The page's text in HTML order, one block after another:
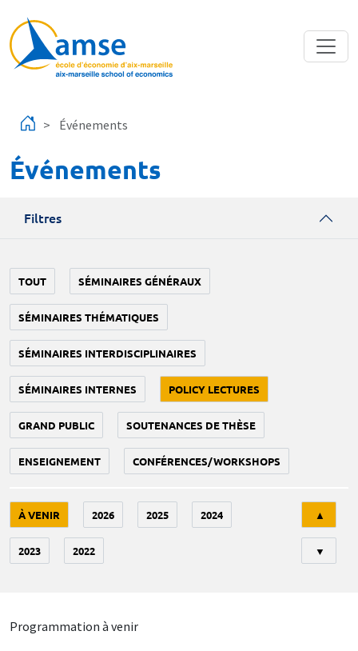
Événements
Événements
Filtres
TOUT SÉMINAIRES GÉNÉRAUX
SÉMINAIRES THÉMATIQUES
SÉMINAIRES INTERDISCIPLINAIRES
SÉMINAIRES INTERNES POLICY LECTURES
GRAND PUBLIC SOUTENANCES DE THÈSE
ENSEIGNEMENT CONFÉRENCES/WORKSHOPS
À VENIR 2026 2025 2024
2023 2022
▲
▼
Programmation à venir